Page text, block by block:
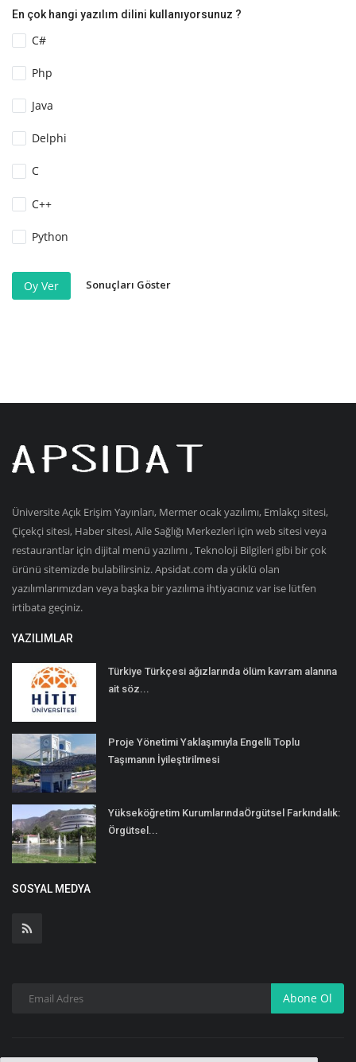
En çok hangi yazılım dilini kullanıyorsunuz ?
C#
Php
Java
Delphi
C
C++
Python
Oy Ver Sonuçları Göster
Üniversite Açık Erişim Yayınları, Mermer ocak yazılımı, Emlakçı sitesi,
Çiçekçi sitesi, Haber sitesi, Aile Sağlığı Merkezleri için web sitesi veya
restaurantlar için dijital menü yazılımı , Teknoloji Bilgileri gibi bir çok
ürünü sitemizde bulabilirsiniz. Apsidat.com da yüklü olan
yazılımlarımızdan veya başka bir yazılıma ihtiyacınız var ise lütfen
irtibata geçiniz.
YAZILIMLAR
Türkiye Türkçesi ağızlarında ölüm kavram alanına
ait söz...
Proje Yönetimi Yaklaşımıyla Engelli Toplu
Taşımanın İyileştirilmesi
Yükseköğretim KurumlarındaÖrgütsel Farkındalık:
Örgütsel...
SOSYAL MEDYA
Abone Ol